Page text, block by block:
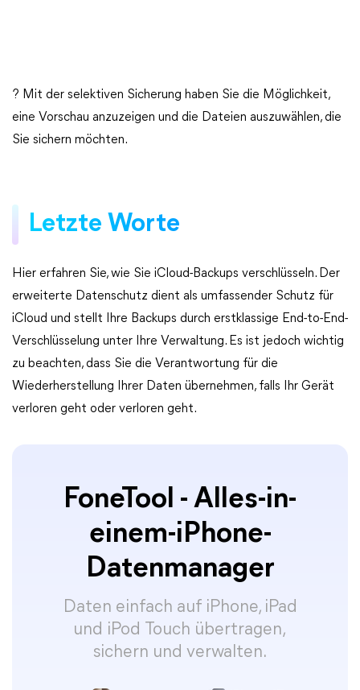
? Mit der selektiven Sicherung haben Sie die Möglichkeit,
eine Vorschau anzuzeigen und die Dateien auszuwählen, die
Sie sichern möchten.
Letzte Worte
Hier erfahren Sie, wie Sie iCloud-Backups verschlüsseln. Der
erweiterte Datenschutz dient als umfassender Schutz für
iCloud und stellt Ihre Backups durch erstklassige End-to-End-
Verschlüsselung unter Ihre Verwaltung. Es ist jedoch wichtig
zu beachten, dass Sie die Verantwortung für die
Wiederherstellung Ihrer Daten übernehmen, falls Ihr Gerät
verloren geht oder verloren geht.
FoneTool - Alles-in-
einem-iPhone-
Datenmanager
Daten einfach auf iPhone, iPad
und iPod Touch übertragen,
sichern und verwalten.